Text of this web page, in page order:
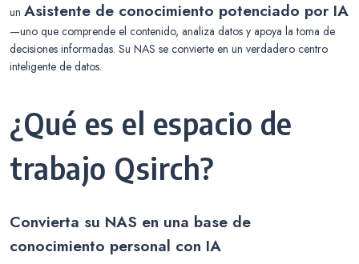
un Asistente de conocimiento potenciado por IA
—uno que comprende el contenido, analiza datos y apoya la toma de
decisiones informadas. Su NAS se convierte en un verdadero centro
inteligente de datos.
¿Qué es el espacio de
trabajo Qsirch?
Convierta su NAS en una base de
conocimiento personal con IA